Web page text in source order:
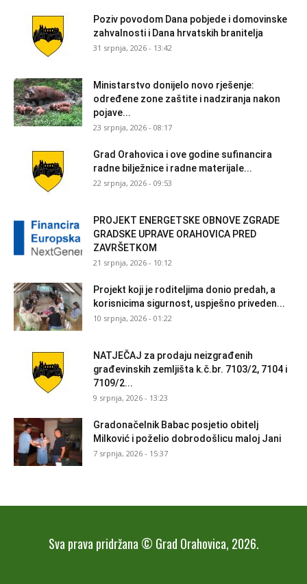
Poziv povodom Dana pobjede i domovinske
zahvalnosti i Dana hrvatskih branitelja
31 srpnja, 2026 - 13:42
Ministarstvo donijelo novo rješenje:
određene zone zaštite i nadziranja nakon
pojave...
23 srpnja, 2026 - 08:17
Grad Orahovica i ove godine sufinancira
radne bilježnice i radne materijale...
22 srpnja, 2026 - 09:53
PROJEKT ENERGETSKE OBNOVE ZGRADE
GRADSKE UPRAVE ORAHOVICA PRED
ZAVRŠETKOM
21 srpnja, 2026 - 10:12
Projekt koji je roditeljima donio predah, a
korisnicima sigurnost, uspješno priveden...
10 srpnja, 2026 - 01:22
NATJEČAJ za prodaju neizgrađenih
građevinskih zemljišta k.č.br. 7103/2, 7104 i
7109/2...
9 srpnja, 2026 - 13:23
Gradonačelnik Babac posjetio obitelj
Milković i poželio dobrodošlicu maloj Jani
7 srpnja, 2026 - 15:37
Sva prava pridržana © Grad Orahovica, 2026.